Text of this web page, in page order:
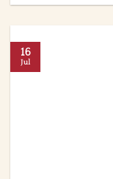
16
Jul